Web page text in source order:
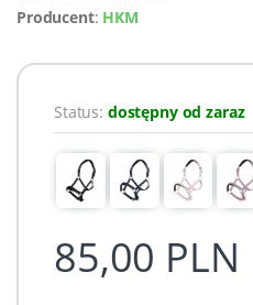
Producent: HKM
Status: dostępny od zaraz
85,00 PLN